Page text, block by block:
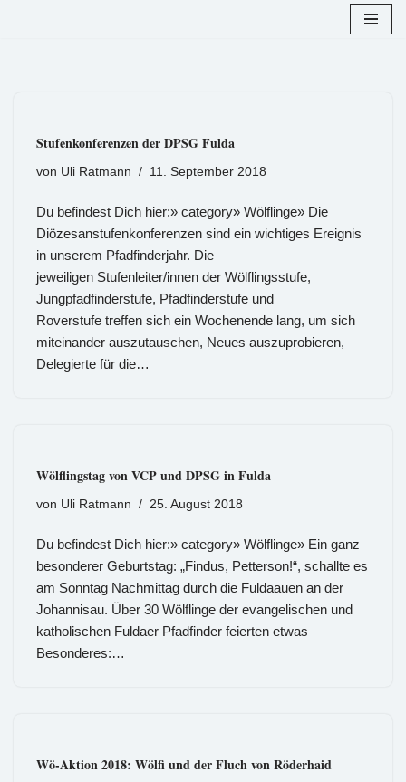
Stufenkonferenzen der DPSG Fulda
von Uli Ratmann 11. September 2018
Du befindest Dich hier:» category» Wölflinge» Die
Diözesanstufenkonferenzen sind ein wichtiges Ereignis
in unserem Pfadfinderjahr. Die
jeweiligen Stufenleiter/innen der Wölflingsstufe,
Jungpfadfinderstufe, Pfadfinderstufe und
Roverstufe treffen sich ein Wochenende lang, um sich
miteinander auszutauschen, Neues auszuprobieren,
Delegierte für die…
Wölflingstag von VCP und DPSG in Fulda
von Uli Ratmann 25. August 2018
Du befindest Dich hier:» category» Wölflinge» Ein ganz
besonderer Geburtstag: „Findus, Petterson!“, schallte es
am Sonntag Nachmittag durch die Fuldaauen an der
Johannisau. Über 30 Wölflinge der evangelischen und
katholischen Fuldaer Pfadfinder feierten etwas
Besonderes:…
Wö-Aktion 2018: Wölfi und der Fluch von Röderhaid